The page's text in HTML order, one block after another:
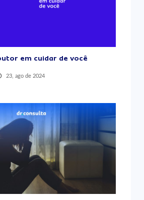
em cuidar de você
23, ago de 2024